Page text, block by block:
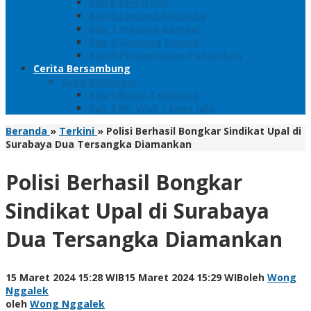
Bab 6 Lembah Merbabu
Bab 7 Wedhus Gembel
Bab 8 Gerbang Demak
Bab 9 Pertempuran Panarukan
Cerita Bersambung
Sang Maharani
Bab 1 Bulan Telanjang
Bab 2 Nir Wuk Tanpa Jalu
Beranda » Terkini » Polisi Berhasil Bongkar Sindikat Upal di
Surabaya Dua Tersangka Diamankan
Polisi Berhasil Bongkar
Sindikat Upal di Surabaya
Dua Tersangka Diamankan
15 Maret 2024 15:28 WIB15 Maret 2024 15:29 WIBoleh Wong
Nggalek
oleh Wong Nggalek